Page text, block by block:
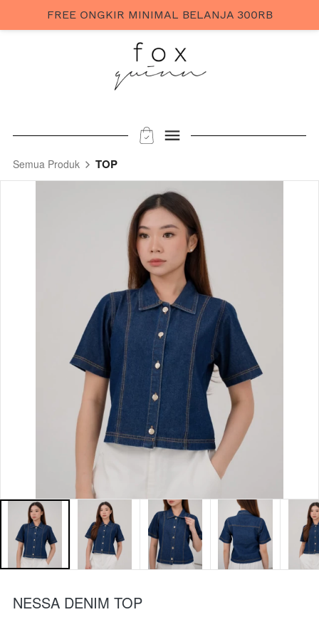
Semua Produk TOP
NESSA DENIM TOP
FREE ONGKIR MINIMAL BELANJA 300RB